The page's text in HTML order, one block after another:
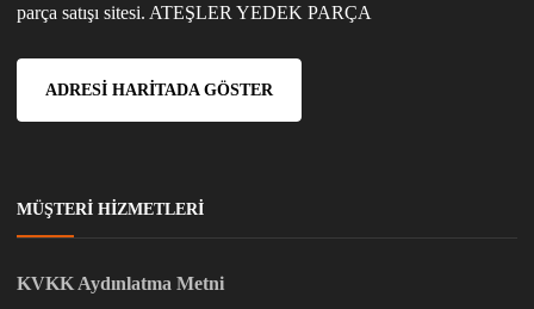
parça satışı sitesi. ATEŞLER YEDEK PARÇA
ADRESI HARITADA GÖSTER
MÜŞTERI HIZMETLERI
KVKK Aydınlatma Metni